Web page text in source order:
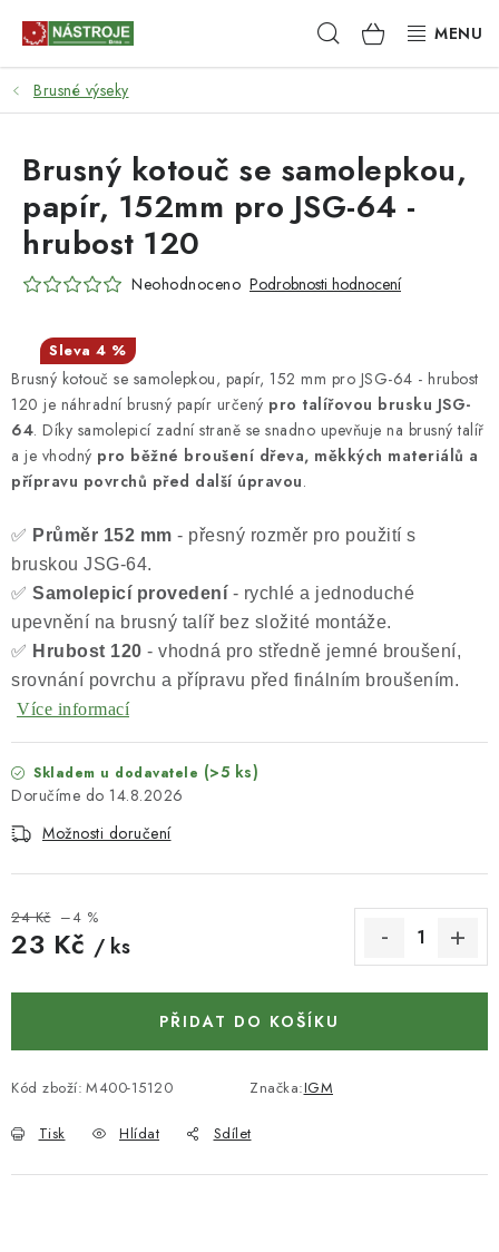
Hledat NÁKUPNÍ
KOŠÍK
NÁSTROJE
BRUSIVO
RUČNÍ NÁŘADÍ, PŘÍPRAVKY
STROJE
DÁRKOVÉ POUKAZY
STROJE DO DÍLNY
NÁSTROJE PRO STOLAŘE
NÁSTROJE PRO ŘEZÁNÍ DŘEVA
NÁSTROJE PRO FRÉZOVÁNÍ
POTŘEBUJI DOBRÝ STROJ
Moje objednávka
Brusné výseky
Brusný kotouč se samolepkou, papír, 152 mm pro JSG-64 - hrubost
120 je náhradní brusný papír určený pro talířovou brusku JSG-
64. Díky samolepicí zadní straně se snadno upevňuje na brusný talíř
a je vhodný pro běžné broušení dřeva, měkkých materiálů a
přípravu povrchů před další úpravou.
✅ Průměr 152 mm - přesný rozměr pro použití s
bruskou JSG-64.
✅ Samolepicí provedení - rychlé a jednoduché
upevnění na brusný talíř bez složité montáže.
✅ Hrubost 120 - vhodná pro středně jemné broušení,
srovnání povrchu a přípravu před finálním broušením.
Více informací
Skladem u dodavatele (>5 ks)
14.8.2026
Možnosti doručení
24 Kč –4 %
23 Kč / ks
PŘIDAT DO KOŠÍKU
Kód zboží: M400-15120 Značka:IGM
Tisk Hlídat Sdílet
Brusný kotouč se samolepkou,
papír, 152mm pro JSG-64 -
hrubost 120
Neohodnoceno Podrobnosti hodnocení
4 %